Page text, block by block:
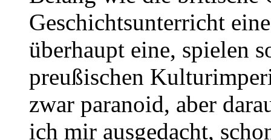
Geschichtsunterricht
überhaupt eine, spielen
preußischen
zwar paranoid, aber
ich mir ausgedacht,